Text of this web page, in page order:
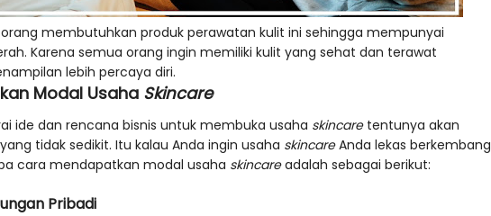
membutuhkan produk perawatan kulit ini sehingga mempunyai
Karena semua orang ingin memiliki kulit yang sehat dan terawat
lebih percaya diri.
Modal Usaha Skincare
ide dan rencana bisnis untuk membuka usaha skincaretentunya akan
tidak sedikit. Itu kalau Anda ingin usaha skincareAnda lekas berkembang
cara mendapatkan modal usaha skincareadalah sebagai berikut:
Pribadi